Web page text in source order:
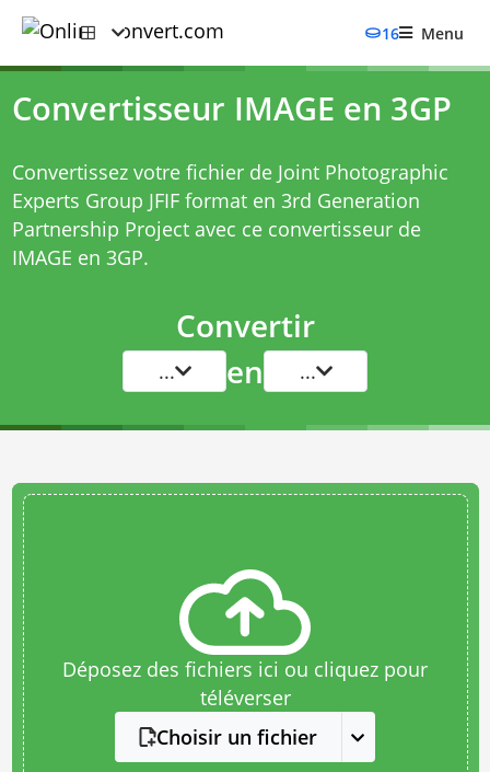
16 Menu
Convertisseur IMAGE en 3GP
Convertissez votre fichier de Joint Photographic
Experts Group JFIF format en 3rd Generation
Partnership Project avec ce convertisseur de
IMAGE en 3GP.
Convertir
... en ...
Déposez des fichiers ici ou cliquez pour
téléverser
Choisir un fichier